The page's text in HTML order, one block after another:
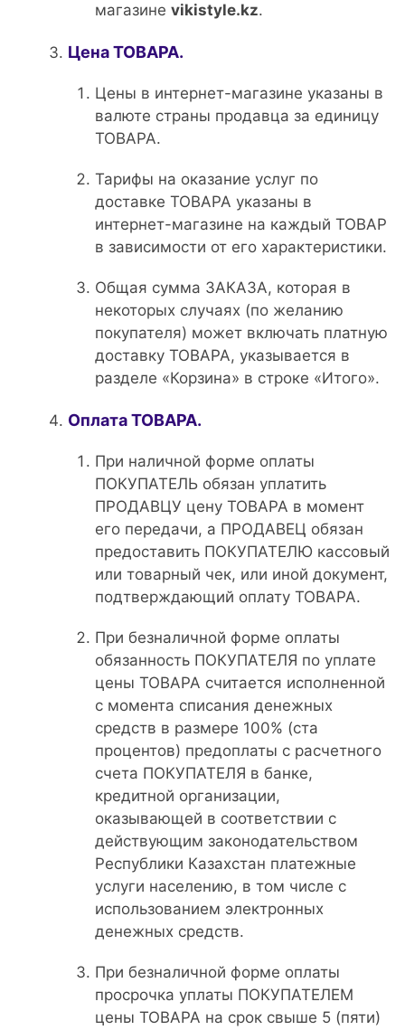
магазине vikistyle.kz.
Цена ТОВАРА.
Цены в интернет-магазине указаны в
валюте страны продавца за единицу
ТОВАРА.
Тарифы на оказание услуг по
доставке ТОВАРА указаны в
интернет-магазине на каждый ТОВАР
в зависимости от его характеристики.
Общая сумма ЗАКАЗА, которая в
некоторых случаях (по желанию
покупателя) может включать платную
доставку ТОВАРА, указывается в
разделе «Корзина» в строке «Итого».
Оплата ТОВАРА.
При наличной форме оплаты
ПОКУПАТЕЛЬ обязан уплатить
ПРОДАВЦУ цену ТОВАРА в момент
его передачи, а ПРОДАВЕЦ обязан
предоставить ПОКУПАТЕЛЮ кассовый
или товарный чек, или иной документ,
подтверждающий оплату ТОВАРА.
При безналичной форме оплаты
обязанность ПОКУПАТЕЛЯ по уплате
цены ТОВАРА считается исполненной
с момента списания денежных
средств в размере 100% (ста
процентов) предоплаты с расчетного
счета ПОКУПАТЕЛЯ в банке,
кредитной организации,
оказывающей в соответствии с
действующим законодательством
Республики Казахстан платежные
услуги населению, в том числе с
использованием электронных
денежных средств.
При безналичной форме оплаты
просрочка уплаты ПОКУПАТЕЛЕМ
цены ТОВАРА на срок свыше 5 (пяти)